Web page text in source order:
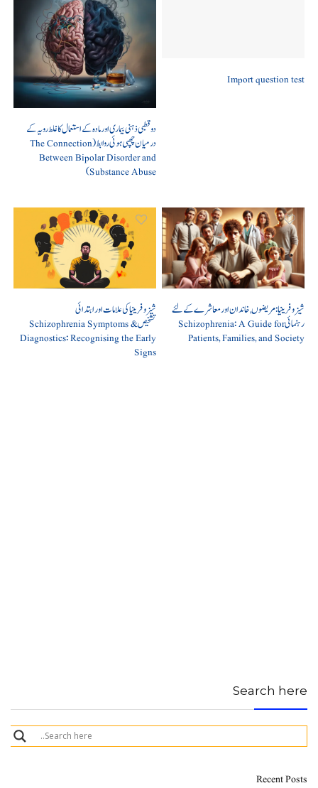
Import question test
دو قطبی ذہنی بیماری اور مادہ کے استعمال کا غلط رویہ کے
درمیان چھپی ہوئی روابط (The Connection
Between Bipolar Disorder and
Substance Abuse)
شیزوفرینیا: مریضوں, خاندان اور معاشرے کے لئے
رہنمائی Schizophrenia: A Guide for
Patients, Families, and Society
شیزوفرینیا کی علامات اور ابتدائی
تشخیص Schizophrenia Symptoms &
Diagnostics: Recognising the Early
Signs
Search here
Recent Posts